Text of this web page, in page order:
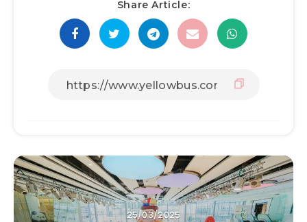
Share Article:
25/03/2025